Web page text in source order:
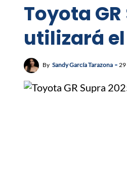
Toyota
utilizará
By Sandy García Tarazona 29